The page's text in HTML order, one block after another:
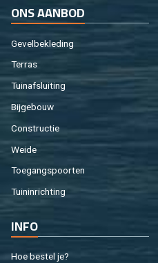
ONS AAN­BOD
Ge­vel­be­kle­ding
Ter­ras
Tuin­af­slui­ting
Bij­ge­bouw
Con­struc­tie
Weide
Toe­gangs­poor­ten
Tuin­in­rich­ting
INFO
Hoe be­stel je?